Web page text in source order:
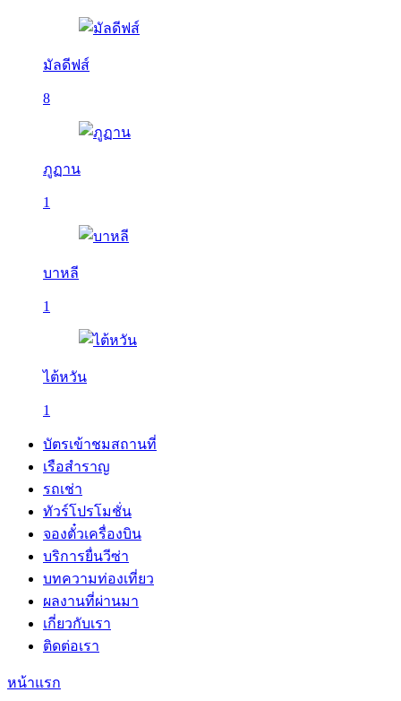
มัลดีฟส์
8
ภูฏาน
1
บาหลี
1
ไต้หวัน
1
บัตรเข้าชมสถานที่
เรือสำราญ
รถเช่า
ทัวร์โปรโมชั่น
จองตั๋วเครื่องบิน
บริการยื่นวีซ่า
บทความท่องเที่ยว
ผลงานที่ผ่านมา
เกี่ยวกับเรา
ติดต่อเรา
หน้าแรก